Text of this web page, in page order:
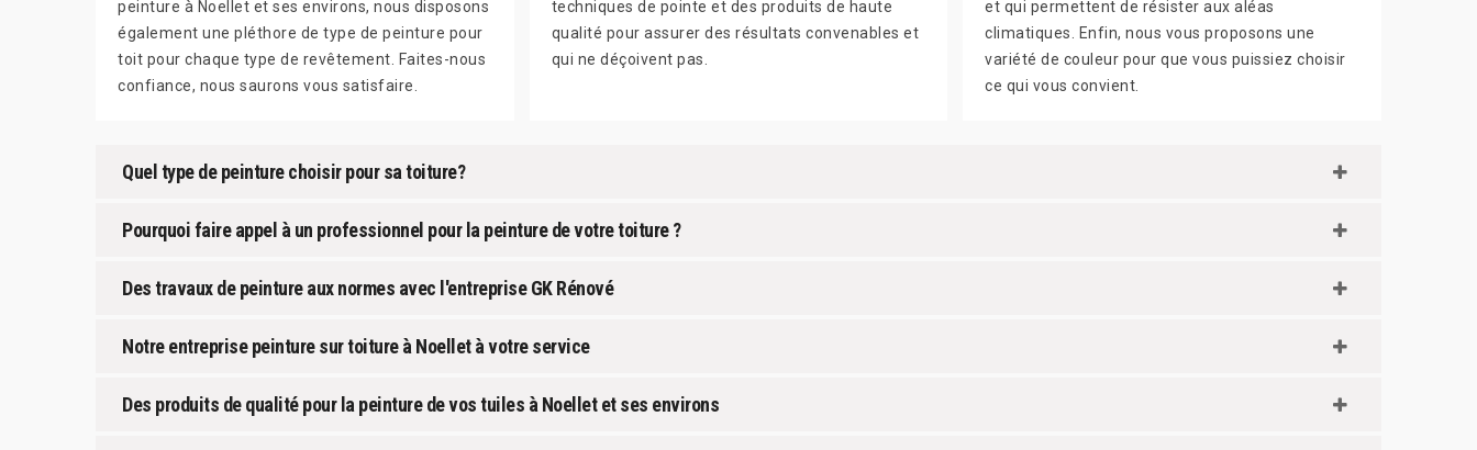
peinture à Noellet et ses environs, nous disposons
également une pléthore de type de peinture pour
toit pour chaque type de revêtement. Faites-nous
confiance, nous saurons vous satisfaire.
techniques de pointe et des produits de haute
qualité pour assurer des résultats convenables et
qui ne déçoivent pas.
et qui permettent de résister aux aléas
climatiques. Enfin, nous vous proposons une
variété de couleur pour que vous puissiez choisir
ce qui vous convient.
Quel type de peinture choisir pour sa toiture?
Pourquoi faire appel à un professionnel pour la peinture de votre toiture ?
Des travaux de peinture aux normes avec l'entreprise GK Rénové
Notre entreprise peinture sur toiture à Noellet à votre service
Des produits de qualité pour la peinture de vos tuiles à Noellet et ses environs